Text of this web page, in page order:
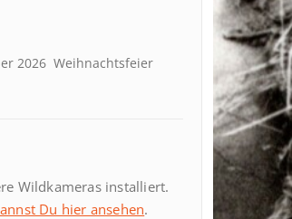
2026 Weihnachtsfeier
Wildkameras installiert.
Du hier ansehen.